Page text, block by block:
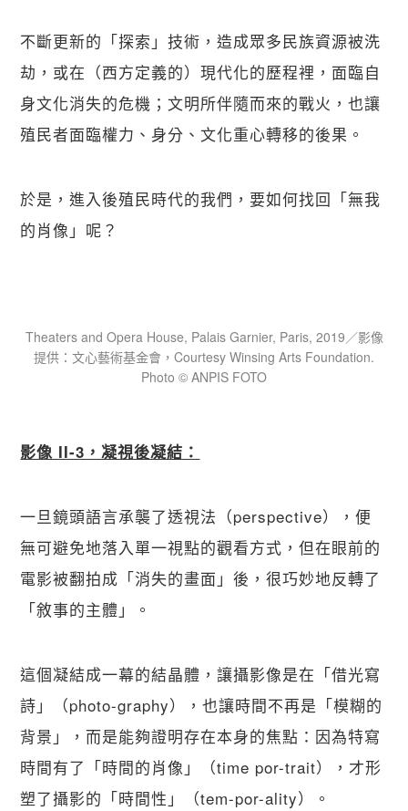
不斷更新的「探索」技術，造成眾多民族資源被洗
劫，或在（西方定義的）現代化的歷程裡，面臨自
身文化消失的危機；文明所伴隨而來的戰火，也讓
殖民者面臨權力、身分、文化重心轉移的後果。
於是，進入後殖民時代的我們，要如何找回「無我
的肖像」呢？
Theaters and Opera House, Palais Garnier, Paris, 2019／影像
提供：文心藝術基金會，Courtesy Winsing Arts Foundation.
Photo © ANPIS FOTO
影像 II-3，凝視後凝結：
一旦鏡頭語言承襲了透視法（perspective），便
無可避免地落入單一視點的觀看方式，但在眼前的
電影被翻拍成「消失的畫面」後，很巧妙地反轉了
「敘事的主體」。
這個凝結成一幕的結晶體，讓攝影像是在「借光寫
詩」（photo-graphy），也讓時間不再是「模糊的
背景」，而是能夠證明存在本身的焦點：因為特寫
時間有了「時間的肖像」（time por-trait），才形
塑了攝影的「時間性」（tem-por-ality）。